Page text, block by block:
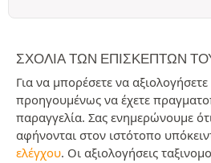
ΣΧΌΛΙΑ ΤΩΝ ΕΠΙΣΚΕΠΤΏΝ
Για να μπορέσετε να
προηγουμένως να έχετε
παραγγελία. Σας ενημερώνουμε
αφήνονται στον ιστότοπο
ελέγχου. Οι αξιολογήσεις